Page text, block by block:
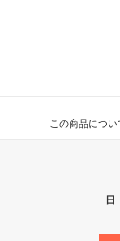
この商品につ
日